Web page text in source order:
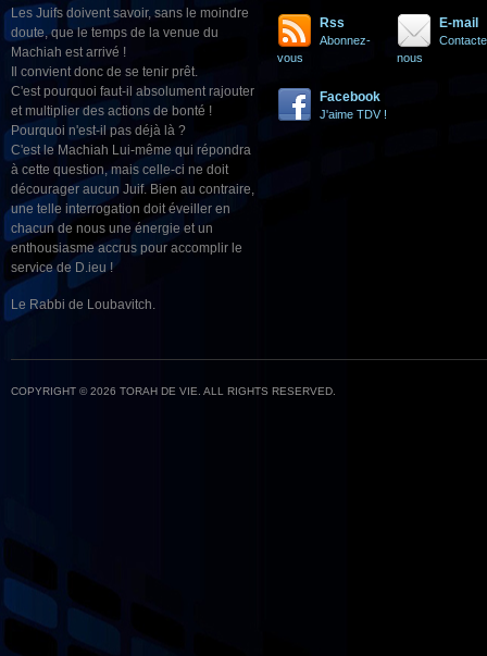
Les Juifs doivent savoir, sans le moindre
doute, que le temps de la venue du
Machiah est arrivé !
Il convient donc de se tenir prêt.
C'est pourquoi faut-il absolument rajouter
et multiplier des actions de bonté !
Pourquoi n'est-il pas déjà là ?
C'est le Machiah Lui-même qui répondra
à cette question, mais celle-ci ne doit
décourager aucun Juif. Bien au contraire,
une telle interrogation doit éveiller en
chacun de nous une énergie et un
enthousiasme accrus pour accomplir le
service de D.ieu !
Le Rabbi de Loubavitch.
Rss
Abonnez-
vous
E-mail
nous
Facebook
J'aime TDV !
COPYRIGHT © 2026 TORAH DE VIE. ALL RIGHTS RESERVED.